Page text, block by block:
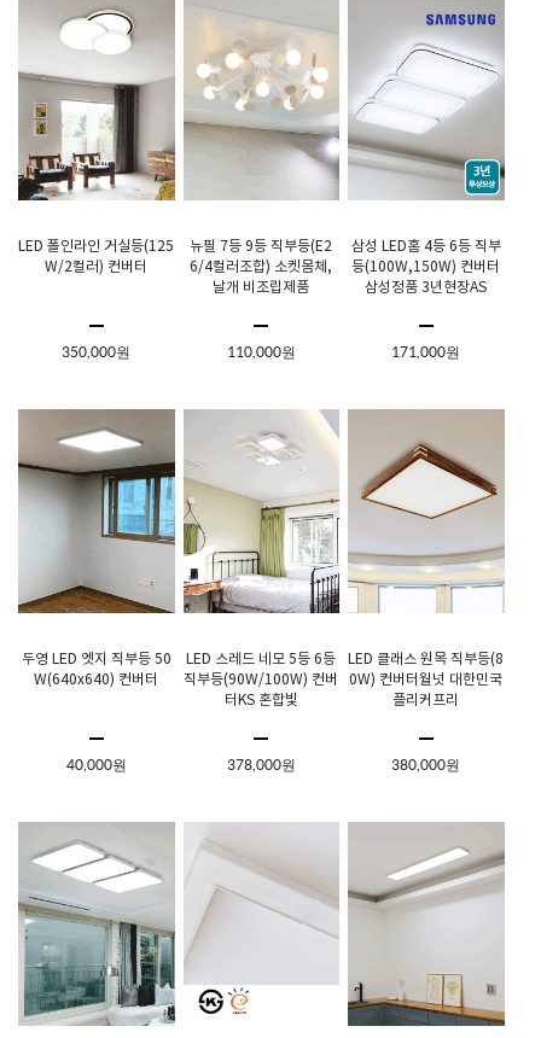
LED 폴인라인 거실등(125
W/2컬러) 컨버터
350,000원
뉴필 7등 9등 직부등(E2
6/4컬러조합) 소켓몸체,
날개 비조립제품
110,000원
삼성 LED홈 4등 6등 직부
등(100W,150W) 컨버터
삼성정품 3년현장AS
171,000원
두영 LED 엣지 직부등 50
W(640x640) 컨버터
40,000원
LED 스레드 네모 5등 6등
직부등(90W/100W) 컨버
터KS 혼합빛
378,000원
LED 클래스 원목 직부등(8
0W) 컨버터월넛 대한민국
플리커프리
380,000원